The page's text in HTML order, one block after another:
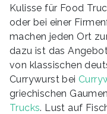
Kulisse für Food
oder bei einer
machen jeden Ort
dazu ist das
von klassischen
Currywurst bei
griechischen
Trucks. Lust auf